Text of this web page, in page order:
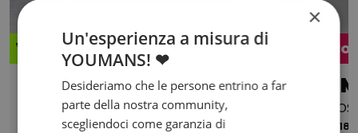
Valore futuro garantito
DUCATI Monster 821
Dark my14
2015 | 38852 km | 821 cc | 112 Hp | 82 Kw 2018
×
Un'esperienza a misura di
YOUMANS! ❤
Desideriamo che le persone entrino a far
parte della nostra community,
scegliendoci come garanzia di